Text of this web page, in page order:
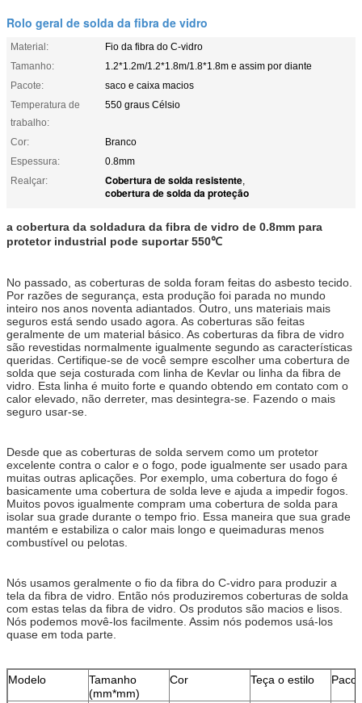
Rolo geral de solda da fibra de vidro
Material:
Fio da fibra do C-vidro
Tamanho:
1.2*1.2m/1.2*1.8m/1.8*1.8m e assim por diante
Pacote:
saco e caixa macios
Temperatura de
trabalho:
550 graus Célsio
Cor:
Branco
Espessura:
0.8mm
Realçar:
Cobertura de solda resistente,
cobertura de solda da proteção
a cobertura da soldadura da fibra de vidro de 0.8mm para
protetor industrial pode suportar 550℃
No passado, as coberturas de solda foram feitas do asbesto tecido.
Por razões de segurança, esta produção foi parada no mundo
inteiro nos anos noventa adiantados. Outro, uns materiais mais
seguros está sendo usado agora. As coberturas são feitas
geralmente de um material básico. As coberturas da fibra de vidro
são revestidas normalmente igualmente segundo as características
queridas. Certifique-se de você sempre escolher uma cobertura de
solda que seja costurada com linha de Kevlar ou linha da fibra de
vidro. Esta linha é muito forte e quando obtendo em contato com o
calor elevado, não derreter, mas desintegra-se. Fazendo o mais
seguro usar-se.
Desde que as coberturas de solda servem como um protetor
excelente contra o calor e o fogo, pode igualmente ser usado para
muitas outras aplicações. Por exemplo, uma cobertura do fogo é
basicamente uma cobertura de solda leve e ajuda a impedir fogos.
Muitos povos igualmente compram uma cobertura de solda para
isolar sua grade durante o tempo frio. Essa maneira que sua grade
mantém e estabiliza o calor mais longo e queimaduras menos
combustível ou pelotas.
Nós usamos geralmente o fio da fibra do C-vidro para produzir a
tela da fibra de vidro. Então nós produziremos coberturas de solda
com estas telas da fibra de vidro. Os produtos são macios e lisos.
Nós podemos movê-los facilmente. Assim nós podemos usá-los
quase em toda parte.
Modelo
Tamanho
(mm*mm)
Cor Teça o estilo